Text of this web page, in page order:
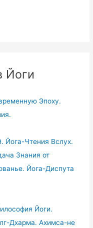
Йоги
Эпоху.
Йога-Чтения Вслух.
Знания от
Йога-Диспута
Йоги.
Дхарма. Ахимса-не